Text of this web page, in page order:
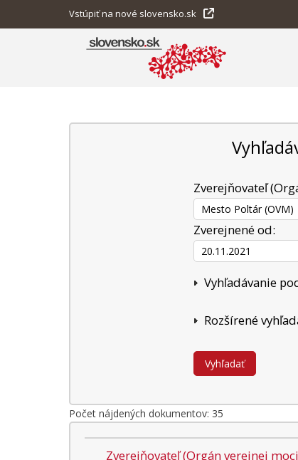
Vstúpiť na nové slovensko.sk
Zverejňovateľ
Zverejnené od:
Vyhľadávanie
Rozšírené
Počet nájdených dokumentov: 35
Zverejňovateľ (Orgán verejnej